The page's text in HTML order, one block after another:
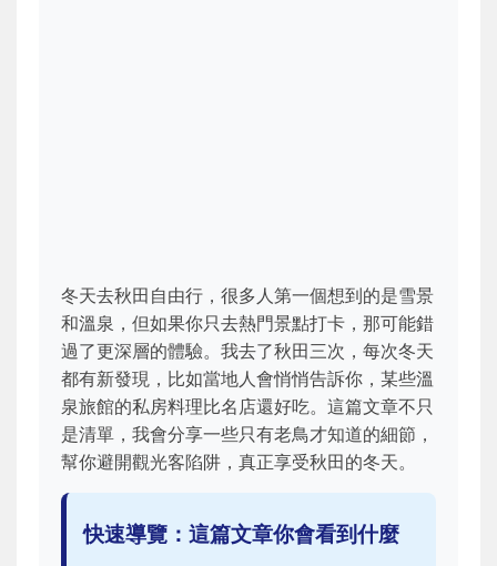
冬天去秋田自由行，很多人第一個想到的是雪景
和溫泉，但如果你只去熱門景點打卡，那可能錯
過了更深層的體驗。我去了秋田三次，每次冬天
都有新發現，比如當地人會悄悄告訴你，某些溫
泉旅館的私房料理比名店還好吃。這篇文章不只
是清單，我會分享一些只有老鳥才知道的細節，
幫你避開觀光客陷阱，真正享受秋田的冬天。
快速導覽：這篇文章你會看到什麼